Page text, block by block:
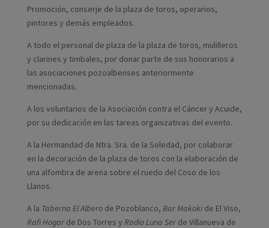
Promoción, conserje de la plaza de toros, operarios,
pintores y demás empleados.
A todo el personal de plaza de la plaza de toros, mulilleros
y clarines y timbales, por donar parte de sus honorarios a
las asociaciones pozoalbenses anteriormente
mencionadas.
A los voluntarios de la Asociación contra el Cáncer y Acuide,
por su dedicación en las tareas organizativas del evento.
A la Hermandad de Ntra. Sra. de la Soledad, por colaborar
en la decoración de la plaza de toros con la elaboración de
una alfombra de arena sobre el ruedo del Coso de los
Llanos.
A la Taberna El Alberode Pozoblanco, Bar Makokide El Viso,
Rafi Hogarde Dos Torres y Radio Luna Serde Villanueva de